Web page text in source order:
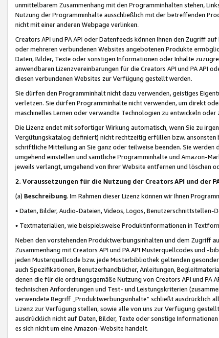
unmittelbarem Zusammenhang mit den Programminhalten stehen,
Nutzung der Programminhalte ausschließlich mit der betreffenden
nicht mit einer anderen Webpage verlinken.
Creators API und PA API oder Datenfeeds können Ihnen den Zugriff
oder mehreren verbundenen Websites angebotenen Produkte
Daten, Bilder, Texte oder sonstigen Informationen oder Inhalte
anwendbaren Lizenzvereinbarungen für die Creators API und PA API
diesen verbundenen Websites zur Verfügung gestellt werden.
Sie dürfen den Programminhalt nicht dazu verwenden, geistiges
verletzen. Sie dürfen Programminhalte nicht verwenden, um direkt
maschinelles Lernen oder verwandte Technologien zu entwickeln
Die Lizenz endet mit sofortiger Wirkung automatisch, wenn Sie zu
Vergütungskatalog definiert) nicht rechtzeitig erfüllen bzw. ansonsten
schriftliche Mitteilung an Sie ganz oder teilweise beenden. Sie werden
umgehend einstellen und sämtliche Programminhalte und Amazon-
jeweils verlangt, umgehend von Ihrer Website entfernen und löschen
2. Voraussetzungen für die Nutzung der Creators API und der
(a) Beschreibung. Im Rahmen dieser Lizenz können wir Ihnen
• Daten, Bilder, Audio-Dateien, Videos, Logos, Benutzerschnittstellen-
• Textmaterialien, wie beispielsweise Produktinformationen in
Neben den vorstehenden Produktwerbungsinhalten und dem Zugriff
Zusammenhang mit Creators API und PA API Musterquellcodes und
jeden Musterquellcode bzw. jede Musterbibliothek geltenden
auch Spezifikationen, Benutzerhandbücher, Anleitungen,
denen die für die ordnungsgemäße Nutzung von Creators API und PA
technischen Anforderungen und Test- und Leistungskriterien
verwendete Begriff „Produktwerbungsinhalte“ schließt ausdrücklich
Lizenz zur Verfügung stellen, sowie alle von uns zur Verfügung
ausdrücklich nicht auf Daten, Bilder, Texte oder sonstige
es sich nicht um eine Amazon-Website handelt.